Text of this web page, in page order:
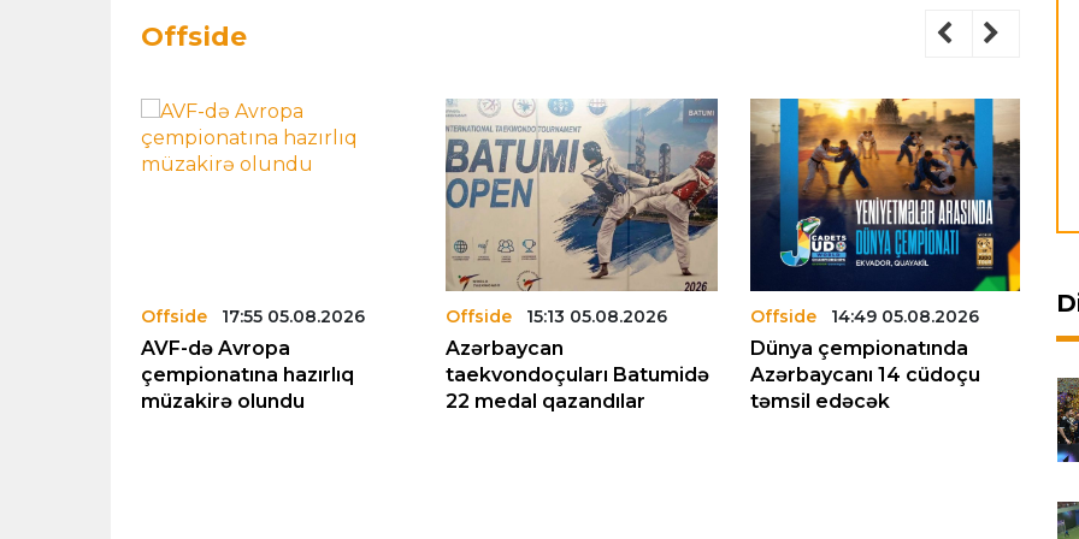
Offside
Offside 17:55 05.08.2026
AVF-də Avropa
çempionatına hazırlıq
müzakirə olundu
Offside 15:13 05.08.2026
Azərbaycan
taekvondoçuları Batumidə
22 medal qazandılar
Offside 14:49 05.08.2026
Dünya çempionatında
Azərbaycanı 14 cüdoçu
təmsil edəcək